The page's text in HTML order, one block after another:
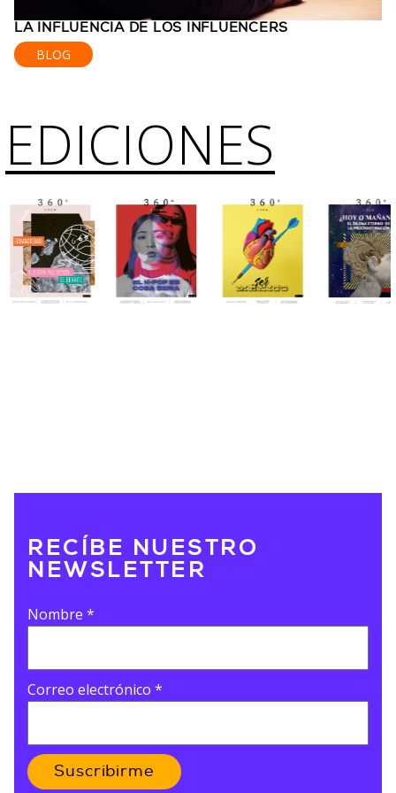
LA INFLUENCIA DE LOS INFLUENCERS
BLOG
EDICIONES
RECÍBE NUESTRO
NEWSLETTER
Nombre *
Correo electrónico *
Suscribirme